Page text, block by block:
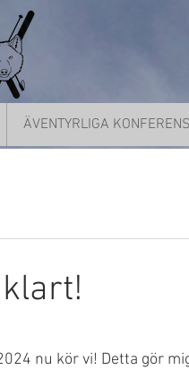
ÄVENTYRLIGA
nu kör vi! Detta gör